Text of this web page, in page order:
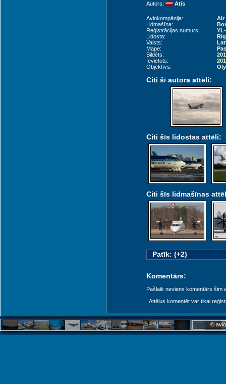
Autors: Atis
Aviokompānija:
Air
Lidmašīna:
Reģistrācijas numurs:
Lidosta:
Valsts:
Mape:
Bildēts:
Ievietots:
Objektīvs:
Citi šī autora attēli:
Citi šīs lidostas attēli:
Citi šīs lidmašīnas
Patīk: (+2)
Komentārs:
Pašlaik neviens komentārs šim
Attēlus komentēt var tikai
©